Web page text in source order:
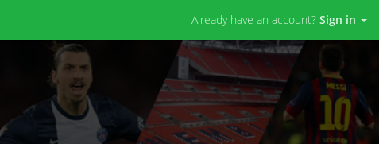
Already have an account? Sign in